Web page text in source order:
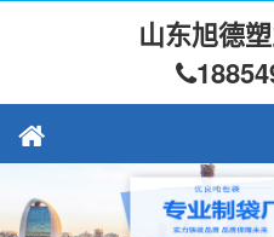
山东旭德